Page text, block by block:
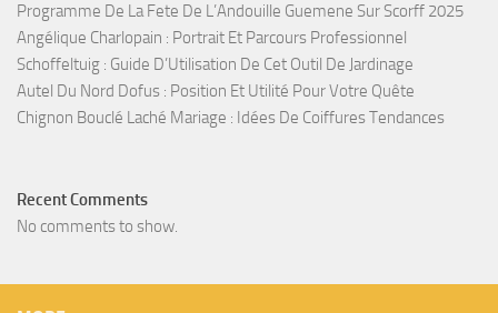
Programme De La Fete De L’Andouille Guemene Sur Scorff 2025
Angélique Charlopain : Portrait Et Parcours Professionnel
Schoffeltuig : Guide D’Utilisation De Cet Outil De Jardinage
Autel Du Nord Dofus : Position Et Utilité Pour Votre Quête
Chignon Bouclé Laché Mariage : Idées De Coiffures Tendances
Recent Comments
No comments to show.